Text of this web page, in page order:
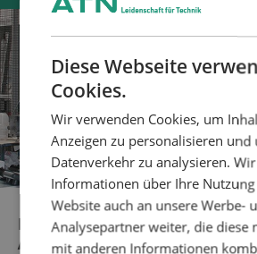
FLEXIBILITÄT UND
ANPASSBARKEIT
Diese Webseite
Cookies.
Wir verwenden Cookies, um
Anzeigen zu personalisieren und
Datenverkehr zu analysieren.
Informationen über Ihre
Website auch an unsere Werbe-
Analysepartner weiter, die diese
mit anderen Informationen